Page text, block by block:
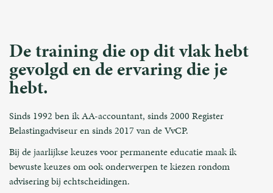
De training die op dit vlak hebt
gevolgd en de ervaring die je
hebt.
Sinds 1992 ben ik AA-accountant, sinds 2000 Register
Belastingadviseur en sinds 2017 van de VvCP.
Bij de jaarlijkse keuzes voor permanente educatie maak ik
bewuste keuzes om ook onderwerpen te kiezen rondom
advisering bij echtscheidingen.